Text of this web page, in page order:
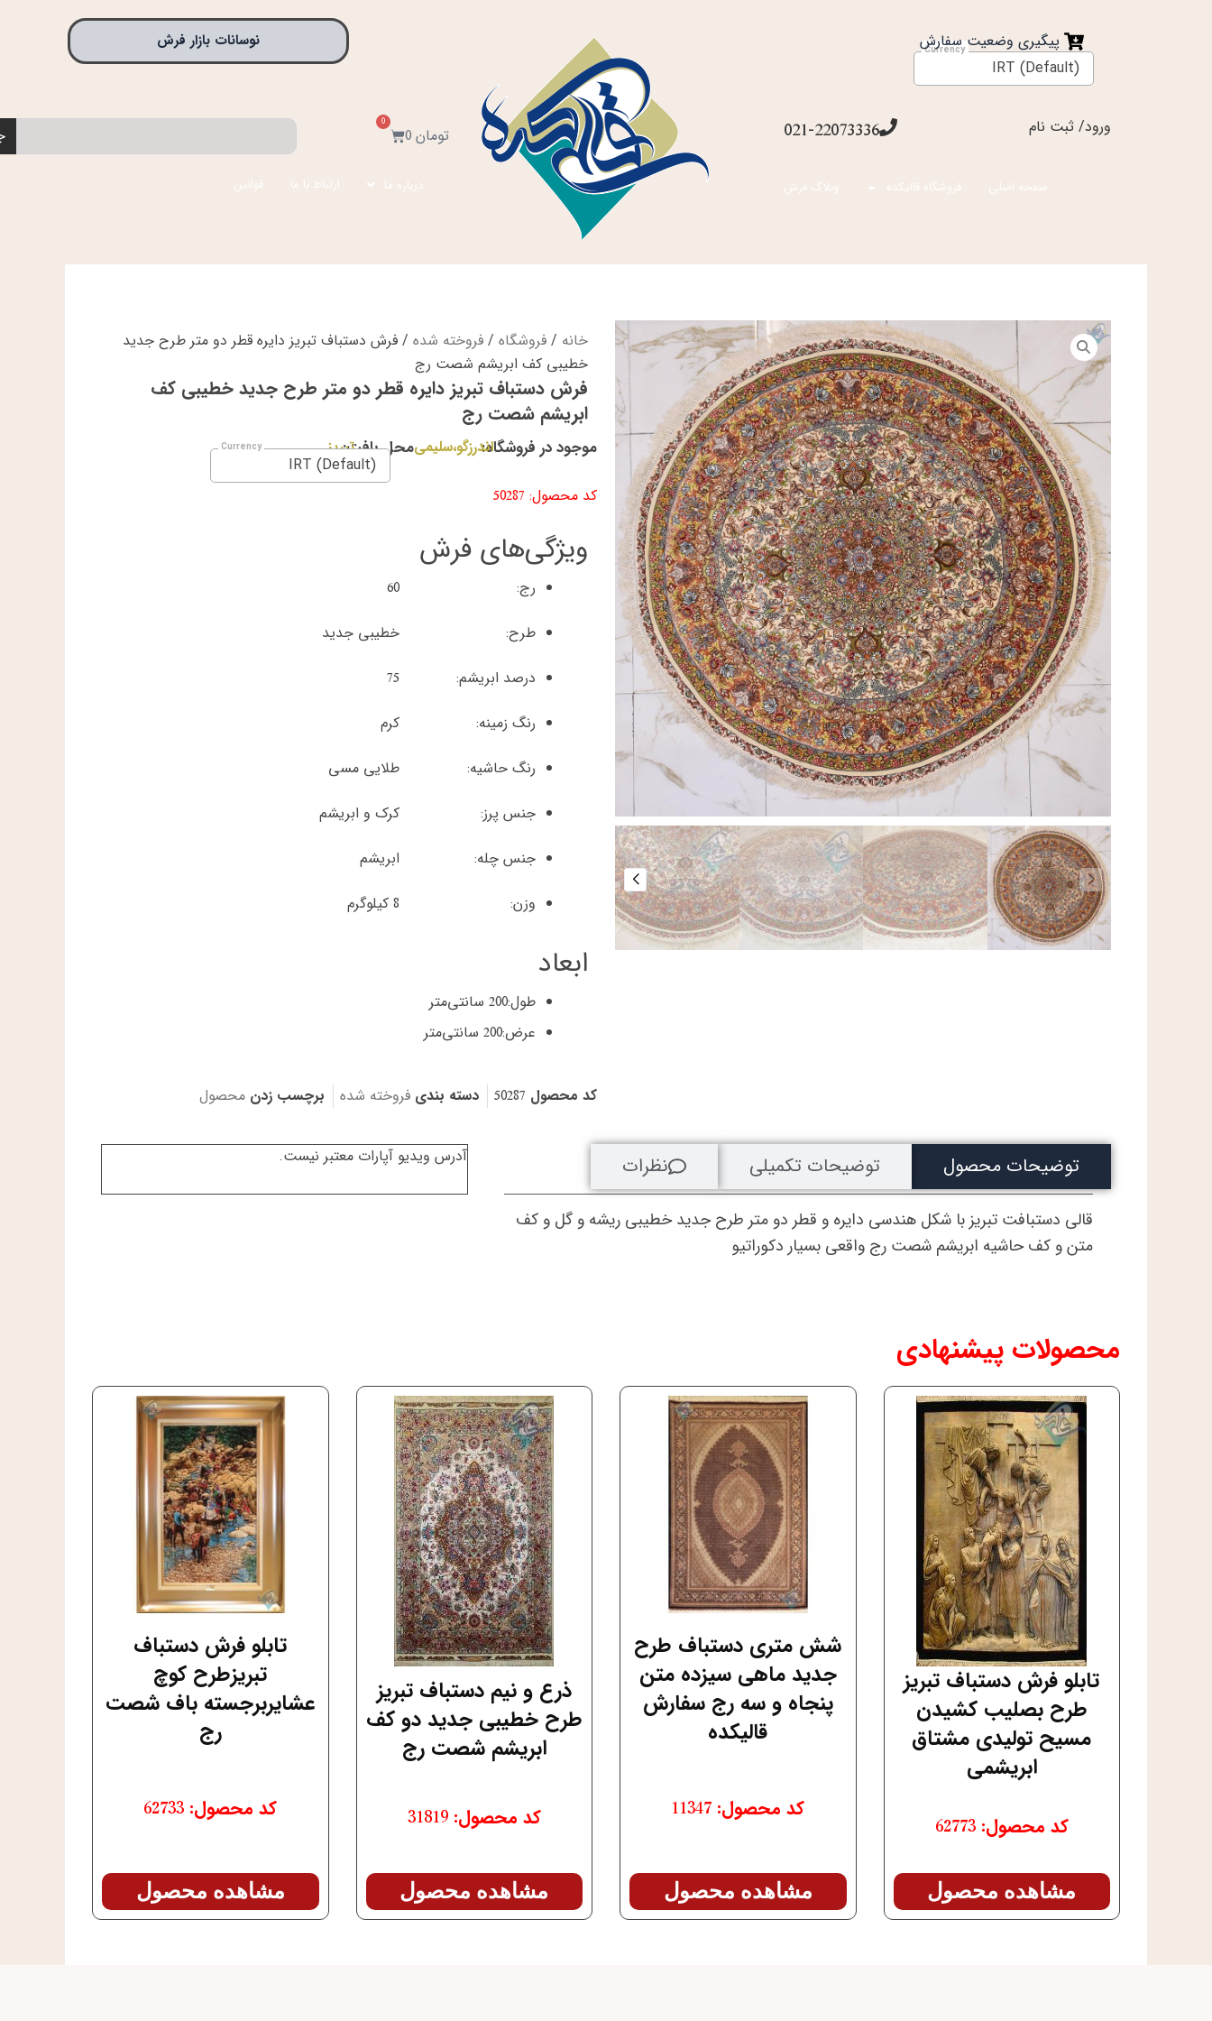
پیگیری وضعیت سفارش
IRT (Default)
نوسانات بازار فرش
ورود/ ثبت نام 021-22073336 تومان0
0
سبد
خرید
جستجو
صفحه اصلی فروشگاه قالیکده وبلاگ فرش درباره ما ارتباط با ما قوانین
خانه / فروشگاه / فروخته شده / فرش دستباف تبریز دایره قطر دو متر طرح جدید
خطیبی کف ابریشم شصت رج
فرش دستباف تبریز دایره قطر دو متر طرح جدید خطیبی کف
ابریشم شصت رج
موجود در فروشگاه:اندرزگو،سلیمیمحل بافت:تبریز
کد محصول: 50287
IRT (Default)
ویژگی‌های فرش
رج:
60
طرح:
خطیبی جدید
درصد ابریشم:
75
رنگ زمینه:
کرم
رنگ حاشیه:
طلایی مسی
جنس پرز:
کرک و ابریشم
جنس چله:
ابریشم
وزن:
8 کیلوگرم
ابعاد
طول:200 سانتی‌متر
عرض:200 سانتی‌متر
کد محصول 50287 دسته بندی فروخته شده برچسب زدن محصول
آدرس ویدیو آپارات معتبر نیست. توضیحات محصول توضیحات تکمیلی نظرات
قالی دستبافت تبریز با شکل هندسی دایره و قطر دو متر طرح جدید خطیبی ریشه و گل و کف
متن و کف حاشیه ابریشم شصت رج واقعی بسیار دکوراتیو
محصولات پیشنهادی
تابلو فرش دستباف تبریز
طرح بصلیب کشیدن
مسیح تولیدی مشتاق
ابریشمی
کد محصول: 62773
مشاهده محصول
شش متری دستباف طرح
جدید ماهی سیزده متن
پنجاه و سه رج سفارش
قالیکده
کد محصول: 11347
مشاهده محصول
ذرع و نیم دستباف تبریز
طرح خطیبی جدید دو کف
ابریشم شصت رج
کد محصول: 31819
مشاهده محصول
تابلو فرش دستباف
تبریزطرح کوچ
عشایربرجسته باف شصت
رج
کد محصول: 62733
مشاهده محصول